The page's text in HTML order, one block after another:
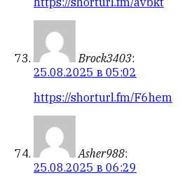
Brock3403:
25.08.2025 в 05:02
https://shorturl.fm/F6hem
Asher988:
25.08.2025 в 06:29